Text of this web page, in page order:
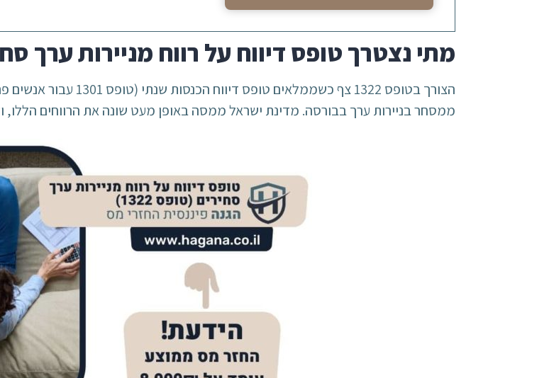
מתי נצטרך טופס דיווח על רווח מניירות ערך
ממסחר בניירות ערך בבורסה. מדינת ישראל ממסה באופן מעט שונה את הרווחים